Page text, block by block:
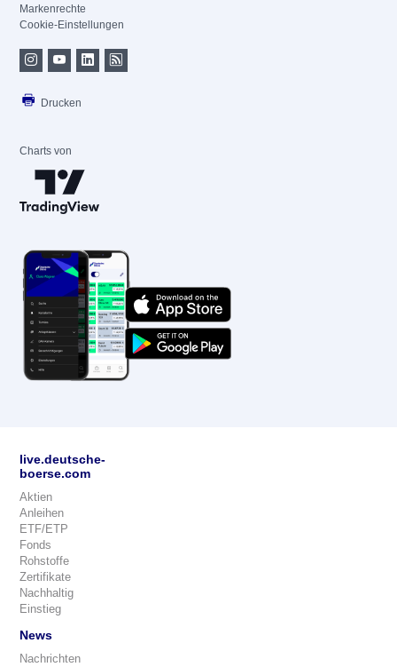
Markenrechte
Cookie-Einstellungen
Drucken
Charts von
live.deutsche-
boerse.com
Aktien
Anleihen
ETF/ETP
Fonds
Rohstoffe
Zertifikate
Nachhaltig
Einstieg
News
Nachrichten